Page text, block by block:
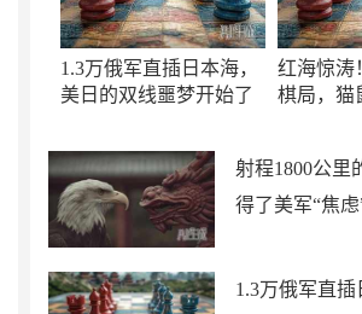
1.3万俄军直插日本海，
美日的双线噩梦开始了
红海惊涛
棋局，猫
射程1800公里
得了美军“焦虑
1.3万俄军直插